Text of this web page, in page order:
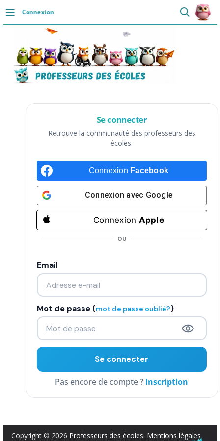
PasserConnexion
DÉCOUVRIR
Accueil
Se connecter
VIE PROFESSIONNELLE
Ressources
Lectures de livres
Mouvement
COMMUNAUTÉ
Forum
Réseaux sociaux
Petites annonces
Se connecter
Retrouve la communauté des professeurs des
écoles.
Connexion Facebook
Connexion avec Google
Connexion Apple
OU
Email
Mot de passe (mot de passe oublié?)
Inscription
Copyright © 2026 Professeurs des écoles. Mentions légales